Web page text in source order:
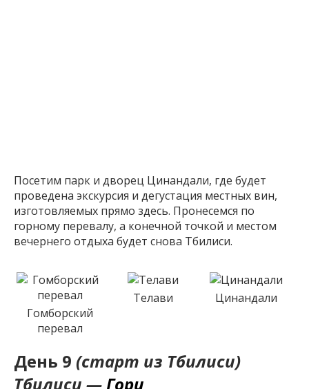
Посетим парк и дворец Цинандали, где будет
проведена экскурсия и дегустация местных вин,
изготовляемых прямо здесь. Пронесемся по
горному перевалу, а конечной точкой и местом
вечернего отдыха будет снова Тбилиси.
Гомборский
перевал
Телави Цинандали
День 9 (старт из Тбилиси)
Тбилиси — Гори